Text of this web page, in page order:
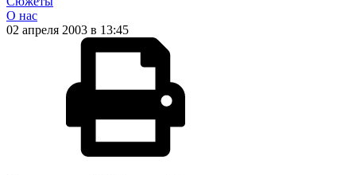
О нас
02 апреля 2003 в 13:45